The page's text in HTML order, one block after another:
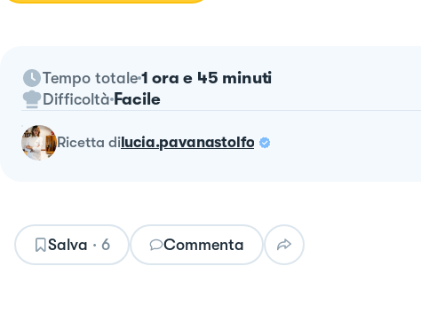
Tempo totale 1 ora e 45 minuti
Difficoltà Facile
ricetta dilucia.pavanastolfo
Salva · 6 Commenta